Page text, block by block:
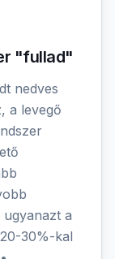
"fullad"
nedves
a levegő
a
30%-kal